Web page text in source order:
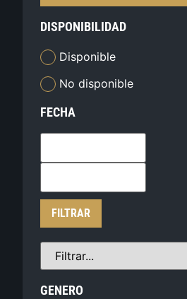
DISPONIBILIDAD
Disponible
No disponible
FECHA
FILTRAR
GENERO